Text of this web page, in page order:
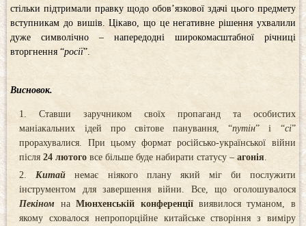
стільки підтримали правку щодо обов’язкової здачі цього предмету
вступникам до вишів. Цікаво, що це негативне рішення ухвалили
дуже символічно – напередодні широкомасштабної річниці
вторгнення “росії”.
Висновок.
Ставши заручником своїх пропаганд та особистих
маніакальних ідей про світове панування, “путін” і “сі”
прорахувалися. При цьому формат російсько-української війни
після24 лютого все більше буде набирати статусу –агонія
Китай немає ніякого плану який міг би послужити
інструментом для завершення війни. Все, що оголошувалося
Пекіном наМюнхенській конференціївиявилося туманом, в
якому сховалося непропорційне китайське створіння з виміру